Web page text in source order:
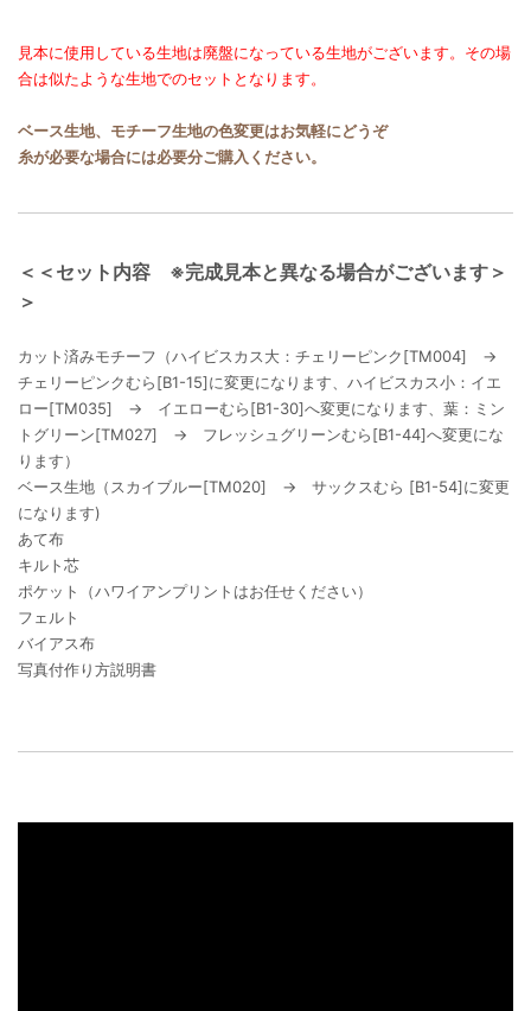
見本に使用している生地は廃盤になっている生地がございます。その場
合は似たような生地でのセットとなります。
ベース生地、モチーフ生地の色変更はお気軽にどうぞ
糸が必要な場合には必要分ご購入ください。
＜＜セット内容 ※完成見本と異なる場合がございます＞
＞
カット済みモチーフ（ハイビスカス大：チェリーピンク[TM004] →
チェリーピンクむら[B1-15]に変更になります、ハイビスカス小：イエ
ロー[TM035] → イエローむら[B1-30]へ変更になります、葉：ミン
トグリーン[TM027] → フレッシュグリーンむら[B1-44]へ変更にな
ります）
ベース生地（スカイブルー[TM020] → サックスむら [B1-54]に変更
になります)
あて布
キルト芯
ポケット（ハワイアンプリントはお任せください）
フェルト
バイアス布
写真付作り方説明書